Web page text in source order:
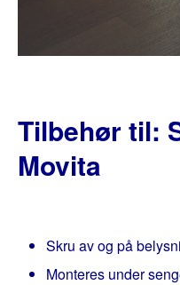
Tilbehør til:
Movita
Skru av og på
Monteres under